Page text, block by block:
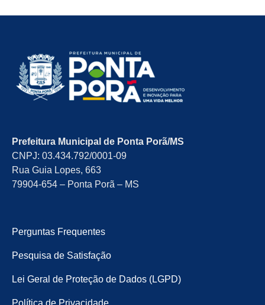
Prefeitura Municipal de Ponta Porã/MS
CNPJ: 03.434.792/0001-09
Rua Guia Lopes, 663
79904-654 – Ponta Porã – MS
Perguntas Frequentes
Pesquisa de Satisfação
Lei Geral de Proteção de Dados (LGPD)
Política de Privacidade